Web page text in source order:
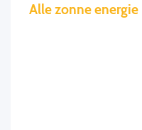
Alle zonne